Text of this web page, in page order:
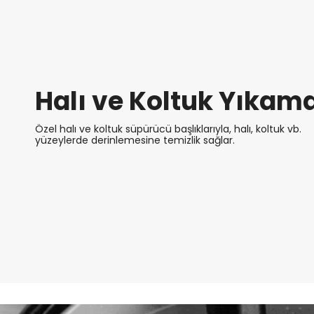
Halı ve Koltuk
Özel halı ve koltuk süpürücü başlıklarıyla, halı, koltuk vb.
yüzeylerde derinlemesine temizlik sağlar.